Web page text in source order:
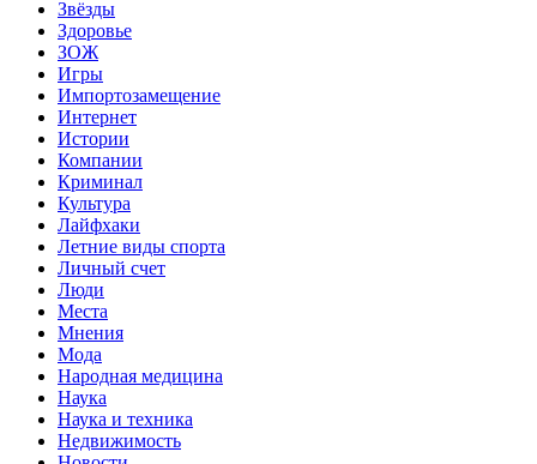
Звёзды
Здоровье
ЗОЖ
Игры
Импортозамещение
Интернет
Истории
Компании
Криминал
Культура
Лайфхаки
Летние виды спорта
Личный счет
Люди
Места
Мнения
Мода
Народная медицина
Наука
Наука и техника
Недвижимость